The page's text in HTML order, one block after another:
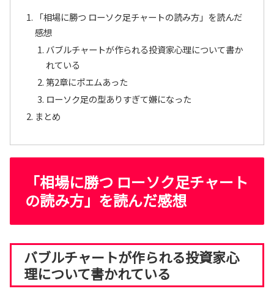
「相場に勝つ ローソク足チャートの読み方」を読んだ
感想
バブルチャートが作られる投資家心理について書か
れている
第2章にポエムあった
ローソク足の型ありすぎて嫌になった
まとめ
「相場に勝つ ローソク足チャート
の読み方」を読んだ感想
バブルチャートが作られる投資家心
理について書かれている